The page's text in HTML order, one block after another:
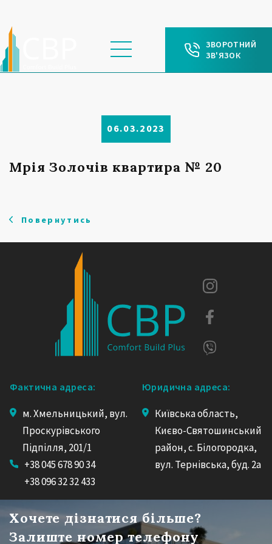
ЗВОРОТНИЙ
ЗВ'ЯЗОК
06.03.2023
Мрія Золочів квартира № 20
Повернутись
Фактична адреса:
м. Хмельницький, вул.
Проскурівського
Підпілля, 201/1
+38 045 678 90 34
+38 096 32 32 433
Юридична адреса:
Київська область,
Києво-Святошинський
район, с. Білогородка,
вул. Тернівська, буд. 2а
Хочете дізнатися більше?
Залиште номер телефону